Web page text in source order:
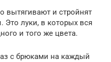
вытягивают и стройнят
луки, в которых вся
и того же цвета.
с брюками на каждый